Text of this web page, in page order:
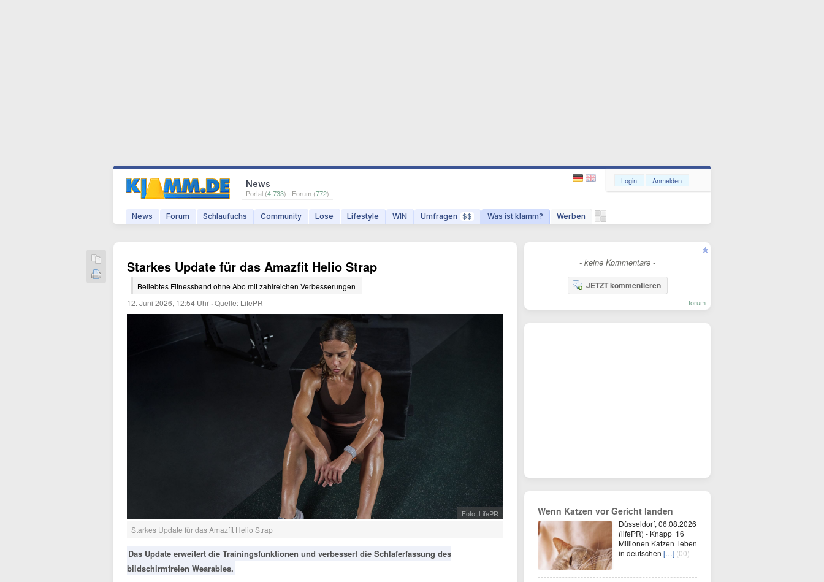
News
Portal (4.733) · Forum (772)
News Forum Schlaufuchs Community Lose Lifestyle WIN Umfragen $$ Was ist klamm? Werben
Login Anmelden
Starkes Update für das Amazfit Helio Strap
Beliebtes Fitnessband ohne Abo mit zahlreichen Verbesserungen
12. Juni 2026, 12:54 Uhr ·Quelle: LifePR
Foto: LifePR
Starkes Update für das Amazfit Helio Strap
Das Update erweitert die Trainingsfunktionen und verbessert die Schlaferfassung des
bildschirmfreien Wearables.
- keine Kommentare -
JETZT kommentieren
forum
Wenn Katzen vor Gericht landen
Düsseldorf, 06.08.2026
(lifePR) - Knapp 16
Millionen Katzen leben
in deutschen […] (00)